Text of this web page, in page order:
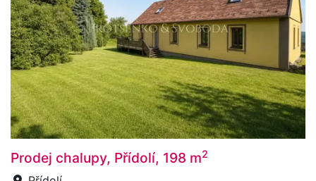
Prodej chalupy, Přídolí, 198 m2